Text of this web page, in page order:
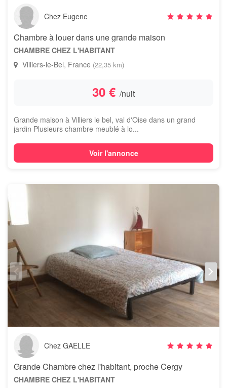
Chez Eugene
Chambre à louer dans une grande maison
CHAMBRE CHEZ L'HABITANT
Villiers-le-Bel, France (22,35 km)
30 € /nuit
Grande maison à Villiers le bel, val d'Oise dans un grand
jardin Plusieurs chambre meublé à lo...
Voir l'annonce
Chez GAELLE
Grande Chambre chez l'habitant, proche Cergy
CHAMBRE CHEZ L'HABITANT